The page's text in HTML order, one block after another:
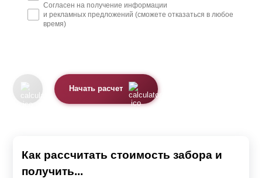
Согласен на получение информации
и рекламных предложений (сможете отказаться в любое
время)
Начать расчет
Как рассчитать стоимость забора и
получить...